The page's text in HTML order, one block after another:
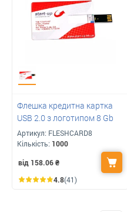
Флешка кредитна картка
USB 2.0 з логотипом 8 Gb
Артикул: FLESHCARD8
Кількість: 1000
від 158.06₴
4.8(41)